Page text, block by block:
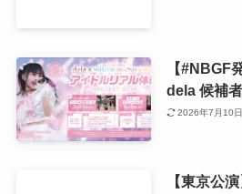
【#NBGF
dela 候補
2026年7月10日
【東京公